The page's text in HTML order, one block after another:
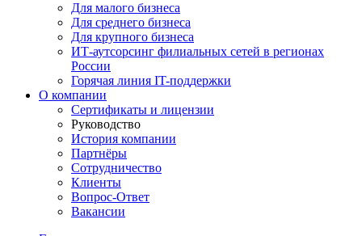
Для малого бизнеса
Для среднего бизнеса
Для крупного бизнеса
ИТ-аутсорсинг филиальных сетей в регионах
России
Горячая линия IT-поддержки
О компании
Сертификаты и лицензии
Руководство
История компании
Партнёры
Сотрудничество
Клиенты
Вопрос-Ответ
Вакансии